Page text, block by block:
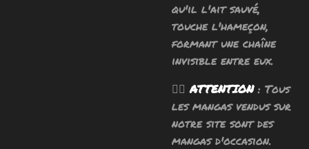
qu'il l'ait sauvé,
touche l'hameçon,
formant une chaîne
invisible entre eux.
🧙‍♂️ATTENTION : Tous
les mangas vendus sur
notre site sont des
mangas d'occasion.